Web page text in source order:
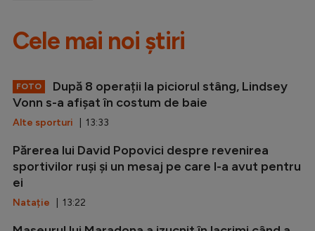
Cele mai noi știri
FOTO
După 8 operații la piciorul stâng, Lindsey
Vonn s-a afișat în costum de baie
Alte sporturi | 13:33
Părerea lui David Popovici despre revenirea
sportivilor ruși și un mesaj pe care l-a avut pentru
ei
Natație | 13:22